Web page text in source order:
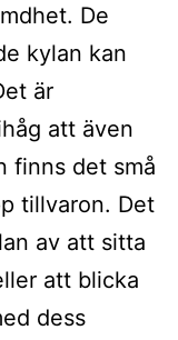
De
kylan kan
är
att även
finns det små
tillvaron. Det
av att sitta
att blicka
dess